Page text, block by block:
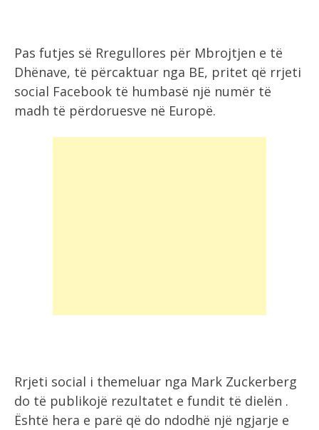
Pas futjes së Rregullores për Mbrojtjen e të
Dhënave, të përcaktuar nga BE, pritet që rrjeti
social Facebook të humbasë një numër të
madh të përdoruesve në Europë.
Rrjeti social i themeluar nga Mark Zuckerberg
do të publikojë rezultatet e fundit të dielën .
Është hera e parë që do ndodhë një ngjarje e